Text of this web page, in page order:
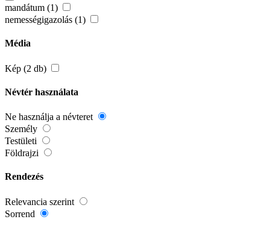
mandátum (1)
nemességigazolás (1)
Média
Kép (2 db)
Névtér használata
Ne használja a névteret
Személy
Testületi
Földrajzi
Rendezés
Relevancia szerint
Sorrend